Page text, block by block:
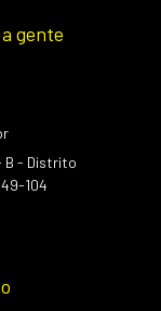
gente
B - Distrito
104